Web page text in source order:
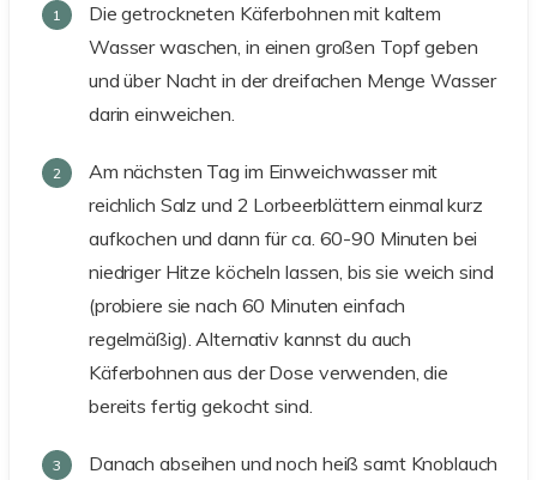
Die getrockneten Käferbohnen mit kaltem
Wasser waschen, in einen großen Topf geben
und über Nacht in der dreifachen Menge Wasser
darin einweichen.
Am nächsten Tag im Einweichwasser mit
reichlich Salz und 2 Lorbeerblättern einmal kurz
aufkochen und dann für ca. 60-90 Minuten bei
niedriger Hitze köcheln lassen, bis sie weich sind
(probiere sie nach 60 Minuten einfach
regelmäßig). Alternativ kannst du auch
Käferbohnen aus der Dose verwenden, die
bereits fertig gekocht sind.
Danach abseihen und noch heiß samt Knoblauch